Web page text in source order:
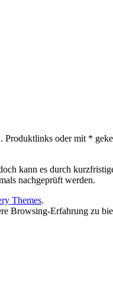
oder mit *
kann es durch
nachgeprüft werden.
Themes.
Browsing-Erfahrung zu